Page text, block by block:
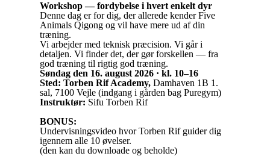
Workshop — fordybelse i hvert enkelt dyr
Denne dag er for dig, der allerede kender Five
Animals Qigong og vil have mere ud af din
træning.
Vi arbejder med teknisk præcision. Vi går i
detaljen. Vi finder det, der gør forskellen — fra
god træning til rigtig god træning.
Søndag den 16. august 2026 · kl. 10–16
Sted: Torben Rif Academy, Damhaven 1B 1.
sal, 7100 Vejle (indgang i gården bag Puregym)
Instruktør: Sifu Torben Rif
BONUS:
Undervisningsvideo hvor Torben Rif guider dig
igennem alle 10 øvelser.
(den kan du downloade og beholde)